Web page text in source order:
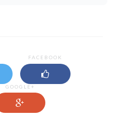
FACEBOOK
GOOGLE+